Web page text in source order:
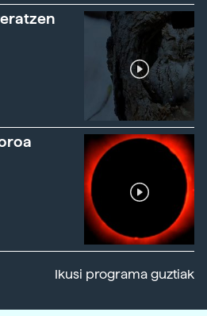
Ikusi programa guztiak